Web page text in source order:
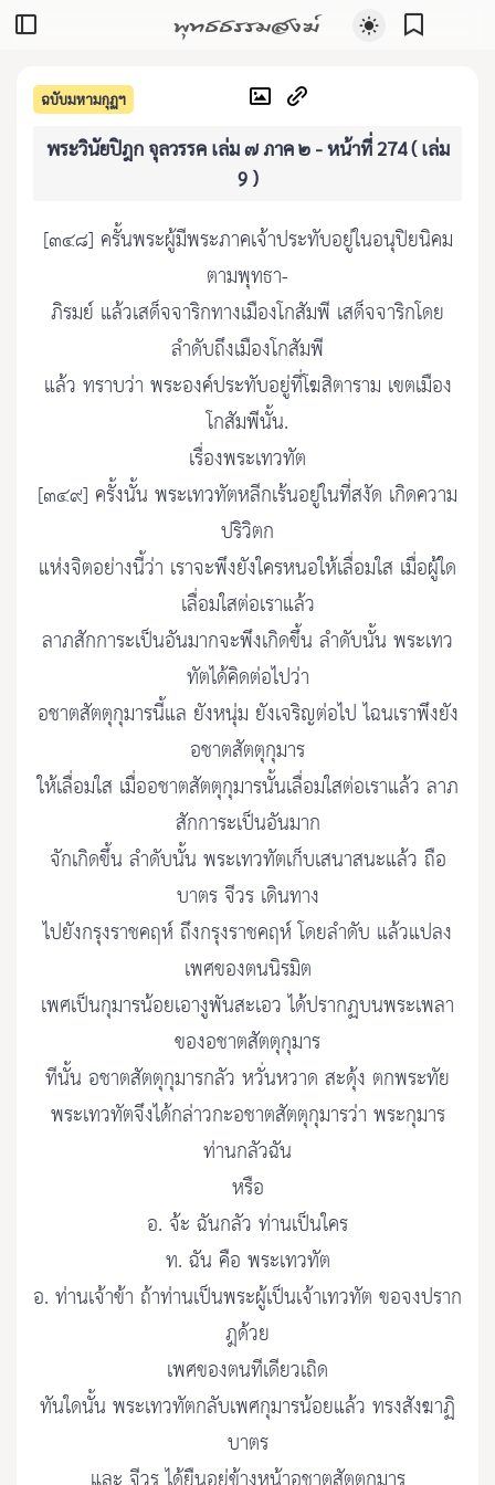
พุทธธรรมสงฆ์
ฉบับมหามกุฏฯ
พระวินัยปิฎก จุลวรรค เล่ม ๗ ภาค ๒ - หน้าที่ 274 ( เล่ม
9 )
[๓๔๘] ครั้นพระผู้มีพระภาคเจ้าประทับอยู่ในอนุปิยนิคม
ตามพุทธา-
ภิรมย์ แล้วเสด็จจาริกทางเมืองโกสัมพี เสด็จจาริกโดย
ลำดับถึงเมืองโกสัมพี
แล้ว ทราบว่า พระองค์ประทับอยู่ที่โฆสิตาราม เขตเมือง
โกสัมพีนั้น.
เรื่องพระเทวทัต
[๓๔๙] ครั้งนั้น พระเทวทัตหลีกเร้นอยู่ในที่สงัด เกิดความ
ปริวิตก
แห่งจิตอย่างนี้ว่า เราจะพึงยังใครหนอให้เลื่อมใส เมื่อผู้ใด
เลื่อมใสต่อเราแล้ว
ลาภสักการะเป็นอันมากจะพึงเกิดขึ้น ลำดับนั้น พระเทว
ทัตได้คิดต่อไปว่า
อชาตสัตตุกุมารนี้แล ยังหนุ่ม ยังเจริญต่อไป ไฉนเราพึงยัง
อชาตสัตตุกุมาร
ให้เลื่อมใส เมื่ออชาตสัตตุกุมารนั้นเลื่อมใสต่อเราแล้ว ลาภ
สักการะเป็นอันมาก
จักเกิดขึ้น ลำดับนั้น พระเทวทัตเก็บเสนาสนะแล้ว ถือ
บาตร จีวร เดินทาง
ไปยังกรุงราชคฤห์ ถึงกรุงราชคฤห์ โดยลำดับ แล้วแปลง
เพศของตนนิรมิต
เพศเป็นกุมารน้อยเอางูพันสะเอว ได้ปรากฏบนพระเพลา
ของอชาตสัตตุกุมาร
ทีนั้น อชาตสัตตุกุมารกลัว หวั่นหวาด สะดุ้ง ตกพระทัย
พระเทวทัตจึงได้กล่าวกะอชาตสัตตุกุมารว่า พระกุมาร
ท่านกลัวฉัน
หรือ
อ. จ้ะ ฉันกลัว ท่านเป็นใคร
ท. ฉัน คือ พระเทวทัต
อ. ท่านเจ้าข้า ถ้าท่านเป็นพระผู้เป็นเจ้าเทวทัต ขอจงปราก
ฎด้วย
เพศของตนทีเดียวเถิด
ทันใดนั้น พระเทวทัตกลับเพศกุมารน้อยแล้ว ทรงสังฆาฏิ
บาตร